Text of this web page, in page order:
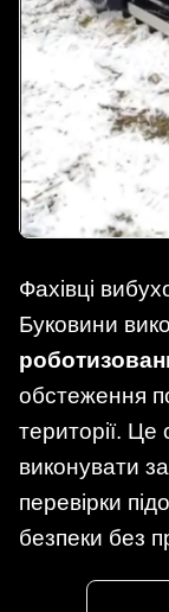
Фахівці
Буковини
обстеження
території.
виконувати
перевірки
безпеки без